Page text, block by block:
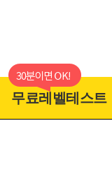
무료레벨테스트